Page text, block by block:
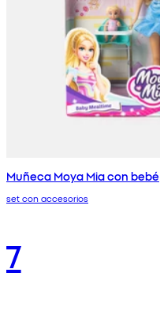
Muñeca Moya Mia con bebé
set con accesorios
7